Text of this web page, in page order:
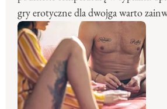
gry erotyczne dla dwojga warto